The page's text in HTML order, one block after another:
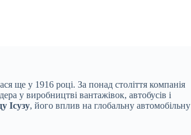
ще у 1916 році. За понад століття компанія
у виробництві вантажівок, автобусів і
Ісузу, його вплив на глобальну автомобільну